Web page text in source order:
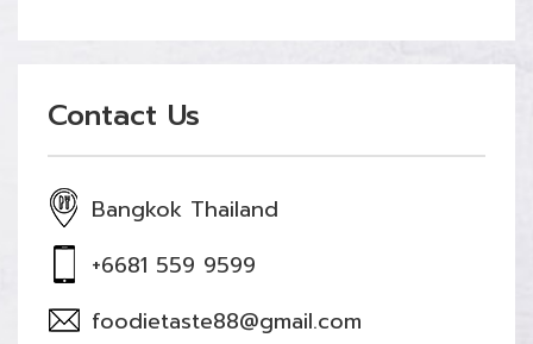
Contact Us
Bangkok Thailand
+6681 559 9599
foodietaste88@gmail.com